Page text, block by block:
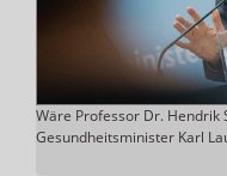
Wäre Professor Dr.
Gesundheitsminister Karl